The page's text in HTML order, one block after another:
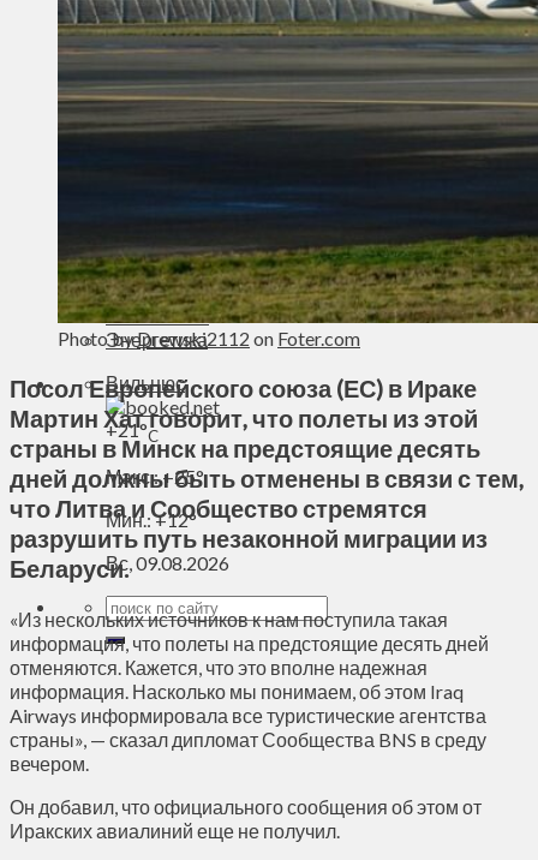
Здравоохранение
Экология
Происшествия
Приграничье
Деньги
Едим дома
Ищу семью
Духовное пространство
Спорт
Технологии
Энергетика
Вильнюс
+21°C
Макс.:+25°
Мин.:+12°
Вс, 09.08.2026
Photo byDrewski2112 on Foter.com
Посол Европейского союза (ЕС) в Ираке
Мартин Хат говорит, что полеты из этой
страны в Минск на предстоящие десять
дней должны быть отменены в связи с тем,
что Литва и Сообщество стремятся
разрушить путь незаконной миграции из
Беларуси.
«Из нескольких источников к нам поступила такая
информация, что полеты на предстоящие десять дней
отменяются. Кажется, что это вполне надежная
информация. Насколько мы понимаем, об этом Iraq
Airways информировала все туристические агентства
страны», — сказал дипломат Сообщества BNS в среду
вечером.
Он добавил, что официального сообщения об этом от
Иракских авиалиний еще не получил.